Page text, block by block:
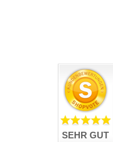
SEHR GUT